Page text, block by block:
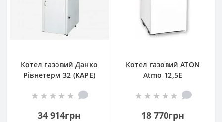
Котел газовий Данко
Рівнетерм 32 (КАРЕ)
34 914грн
Котел газовий ATON
Atmo 12,5Е
18 770грн